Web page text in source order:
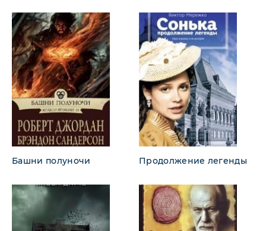
Башни полуночи Продолжение легенды